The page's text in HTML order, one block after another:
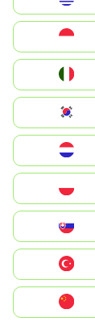
South Korea
United States
中國香港特別行政區